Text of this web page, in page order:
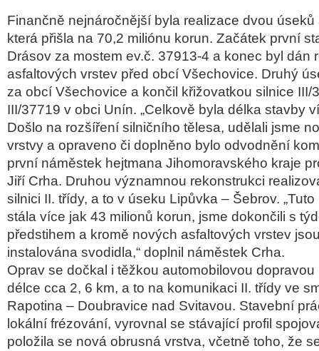
Finančně nejnáročnější byla realizace dvou úseků
která přišla na 70,2 miliónu korun. Začátek první
Drásov za mostem ev.č. 37913-4 a konec byl dán
asfaltových vrstev před obcí Všechovice. Druhý
za obcí Všechovice a končil křižovatkou silnice III/
III/37719 v obci Unín. „Celkově byla délka stavby
Došlo na rozšíření silničního tělesa, udělali jsme
vrstvy a opraveno či doplněno bylo odvodnění
první náměstek hejtmana Jihomoravského kraje
Jiří Crha. Druhou významnou rekonstrukci
silnici II. třídy, a to v úseku Lipůvka – Šebrov.
stála více jak 43 milionů korun, jsme dokončili s t
předstihem a kromě nových asfaltových vrstev
instalována svodidla,“ doplnil náměstek Crha.
Oprav se dočkal i těžkou automobilovou dopravou
délce cca 2, 6 km, a to na komunikaci II. třídy ve
Rapotina – Doubravice nad Svitavou. Stavební
lokální frézování, vyrovnal se stávající profil
položila se nová obrusná vrstva, včetně toho, že